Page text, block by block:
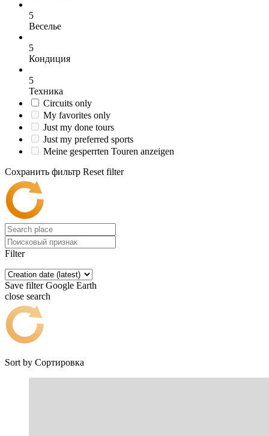
5
Веселье
5
Кондиция
5
Техника
Circuits only
My favorites only
Just my done tours
Just my preferred sports
Meine gesperrten Touren anzeigen
Сохранить фильтр Reset filter
Filter
Save filter Google Earth
close search
Sort by Сортировка